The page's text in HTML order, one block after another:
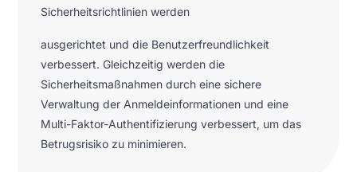
Sicherheitsrichtlinien werden
ausgerichtet und die Benutzerfreundlichkeit
verbessert. Gleichzeitig werden die
Sicherheitsmaßnahmen durch eine sichere
Verwaltung der Anmeldeinformationen und eine
Multi-Faktor-Authentifizierung verbessert, um das
Betrugsrisiko zu minimieren.